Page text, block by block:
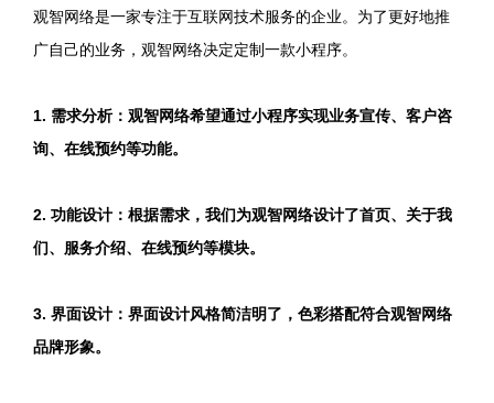
观智网络是一家专注于互联网技术服务的企业。为了更好地推
广自己的业务，观智网络决定定制一款小程序。
1. 需求分析：观智网络希望通过小程序实现业务宣传、客户咨
询、在线预约等功能。
2. 功能设计：根据需求，我们为观智网络设计了首页、关于我
们、服务介绍、在线预约等模块。
3. 界面设计：界面设计风格简洁明了，色彩搭配符合观智网络
品牌形象。